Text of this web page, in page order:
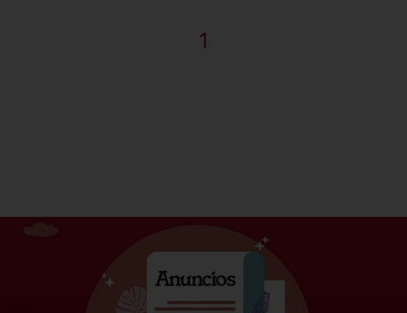
1